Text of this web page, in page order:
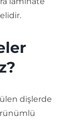
dişlerde